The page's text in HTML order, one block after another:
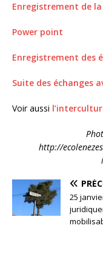
Enregistrement de
Power point
Enregistrement des
Suite des échanges
Voir aussi
http://
25